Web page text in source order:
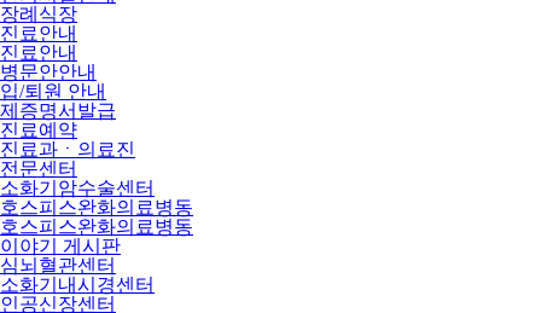
장례식장
진료안내
진료안내
병문안안내
입/퇴원 안내
제증명서발급
진료예약
진료과ㆍ의료진
전문센터
소화기암수술센터
호스피스완화의료병동
호스피스완화의료병동
이야기 게시판
심뇌혈관센터
소화기내시경센터
인공신장센터